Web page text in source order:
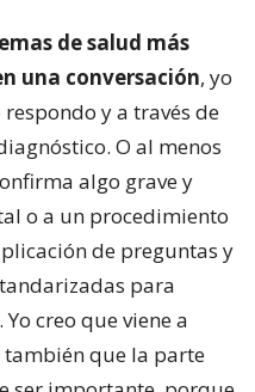
de salud más
una conversación, yo
y a través de
O al menos
algo grave y
o a un procedimiento
de preguntas y
para
creo que viene a
que la parte